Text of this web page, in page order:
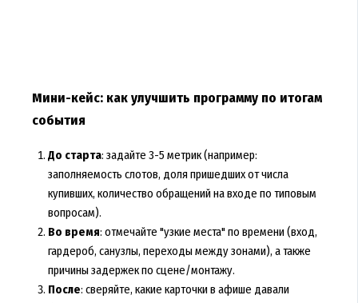
Мини-кейс: как улучшить программу по итогам
события
До старта: задайте 3-5 метрик (например:
заполняемость слотов, доля пришедших от числа
купивших, количество обращений на входе по типовым
вопросам).
Во время: отмечайте "узкие места" по времени (вход,
гардероб, санузлы, переходы между зонами), а также
причины задержек по сцене/монтажу.
После: сверяйте, какие карточки в афише давали